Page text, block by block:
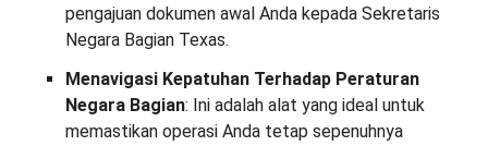
pengajuan dokumen awal Anda kepada Sekretaris
Negara Bagian Texas.
Menavigasi Kepatuhan Terhadap Peraturan
Negara Bagian: Ini adalah alat yang ideal untuk
memastikan operasi Anda tetap sepenuhnya